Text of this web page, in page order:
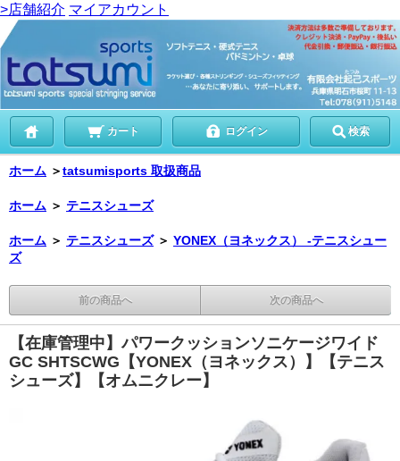
>店舗紹介 マイアカウント
カート ログイン 検索
ホーム ＞tatsumisports 取扱商品
ホーム ＞ テニスシューズ
ホーム ＞ テニスシューズ ＞ YONEX（ヨネックス） -テニスシュー
ズ
前の商品へ 次の商品へ
【在庫管理中】パワークッションソニケージワイド
GC SHTSCWG【YONEX（ヨネックス）】【テニス
シューズ】【オムニクレー】